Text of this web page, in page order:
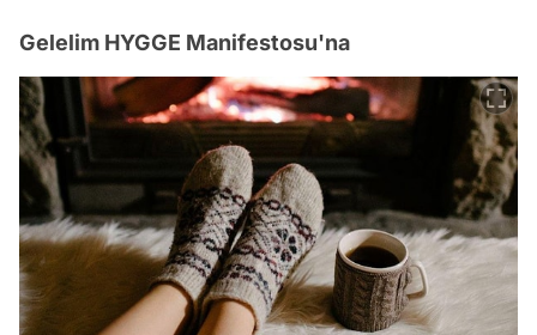
Gelelim HYGGE Manifestosu'na